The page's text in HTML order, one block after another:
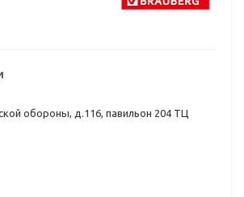
обороны, д.116, павильон 204 ТЦ